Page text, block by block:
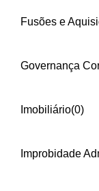
Fusões e
Governança
Imobiliário(0)
Improbidade